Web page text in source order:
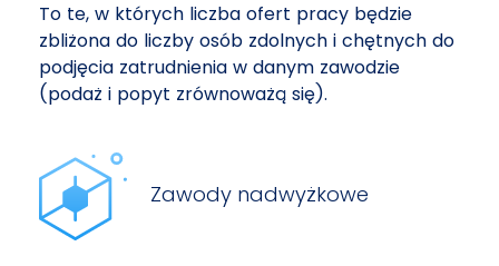
To te, w których liczba ofert pracy będzie
zbliżona do liczby osób zdolnych i chętnych do
podjęcia zatrudnienia w danym zawodzie
(podaż i popyt zrównoważą się).
Zawody nadwyżkowe